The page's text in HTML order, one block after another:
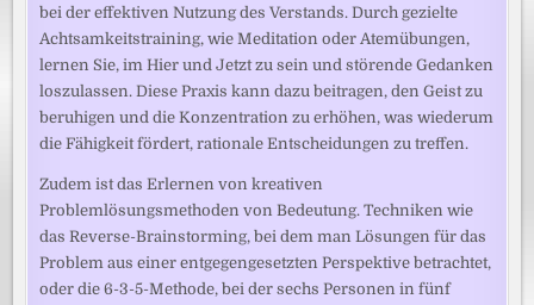
bei der effektiven Nutzung des Verstands. Durch gezielte
Achtsamkeitstraining, wie Meditation oder Atemübungen,
lernen Sie, im Hier und Jetzt zu sein und störende Gedanken
loszulassen. Diese Praxis kann dazu beitragen, den Geist zu
beruhigen und die Konzentration zu erhöhen, was wiederum
die Fähigkeit fördert, rationale Entscheidungen zu treffen.
Zudem ist das Erlernen von kreativen
Problemlösungsmethoden von Bedeutung. Techniken wie
das Reverse-Brainstorming, bei dem man Lösungen für das
Problem aus einer entgegengesetzten Perspektive betrachtet,
oder die 6-3-5-Methode, bei der sechs Personen in fünf